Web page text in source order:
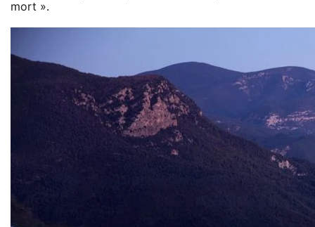
mort ».